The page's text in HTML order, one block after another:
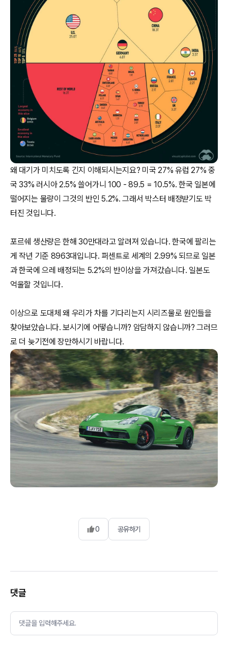
왜 대기가 미치도록 긴지 이해되시는지요? 미국 27% 유럽 27% 중
국 33% 러시아 2.5% 쓸어가니 100 - 89.5 = 10.5%. 한국 일본에
떨어지는 물량이 그것의 반인 5.2%. 그래서 박스터 배정받기도 박
터진 것입니다.
포르쉐 생산량은 한해 30만대라고 알려져 있습니다. 한국에 팔리는
게 작년 기준 8963대입니다. 퍼센트로 세계의 2.99% 되므로 일본
과 한국에 으레 배정되는 5.2%의 반이상을 가져갔습니다. 일본도
억울할 것입니다.
이상으로 도대체 왜 우리가 차를 기다리는지 시리즈물로 원인들을
찾아보았습니다. 보시기에 어떻습니까? 암담하지 않습니까? 그러므
로 더 늦기전에 장만하시기 바랍니다.
0 공유하기
댓글
댓글을 입력해주세요.